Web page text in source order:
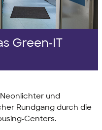
Green-IT
und
Rundgang durch die
Centers.